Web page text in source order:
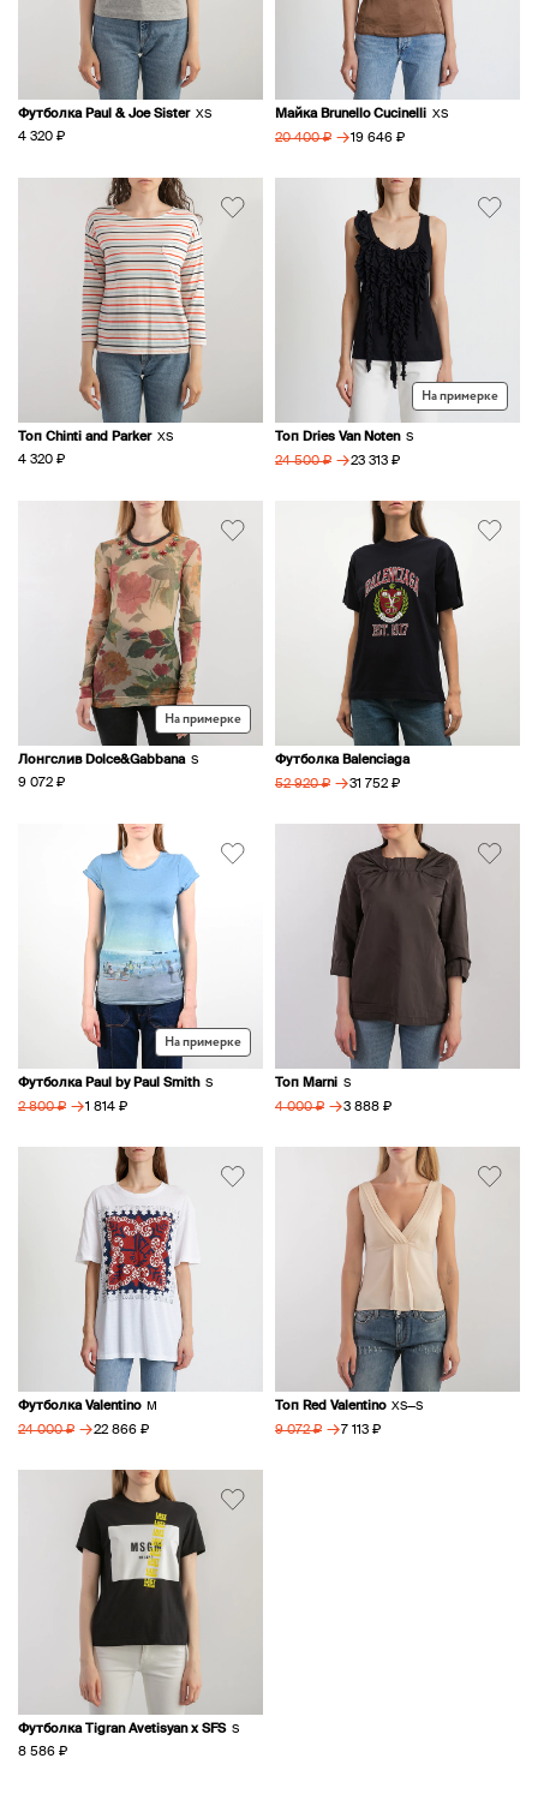
Футболка Paul & Joe Sister XS
4 320 ₽
Майка Brunello Cucinelli XS
20 400 ₽ → 19 646 ₽
Топ Chinti and Parker XS
4 320 ₽
На примерке
Топ Dries Van Noten S
24 500 ₽ → 23 313 ₽
На примерке
Лонгслив Dolce&Gabbana S
9 072 ₽
Футболка Balenciaga
52 920 ₽ → 31 752 ₽
На примерке
Футболка Paul by Paul Smith S
2 800 ₽ → 1 814 ₽
Топ Marni S
4 000 ₽ → 3 888 ₽
Футболка Valentino M
24 000 ₽ → 22 866 ₽
Топ Red Valentino XS—S
9 072 ₽ → 7 113 ₽
Футболка Tigran Avetisyan x SFS S
8 586 ₽